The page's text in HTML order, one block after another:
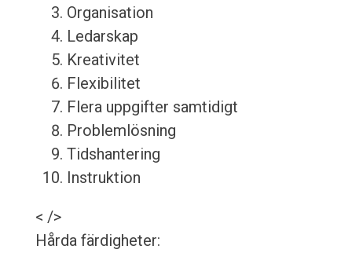
Organisation
Ledarskap
Kreativitet
Flexibilitet
Flera uppgifter samtidigt
Problemlösning
Tidshantering
Instruktion
< />
Hårda färdigheter: